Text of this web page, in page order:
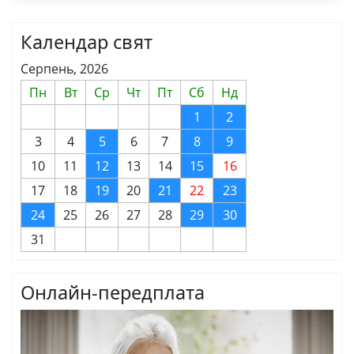
Календар свят
Серпень, 2026
Пн
Вт Ср Чт Пт Сб
Нд
1
2
3
4 5 6 7 8
9
10
11 12 13 14 15
16
17
18 19 20 21 22
23
24
25 26 27 28 29
30
31
Онлайн-передплата